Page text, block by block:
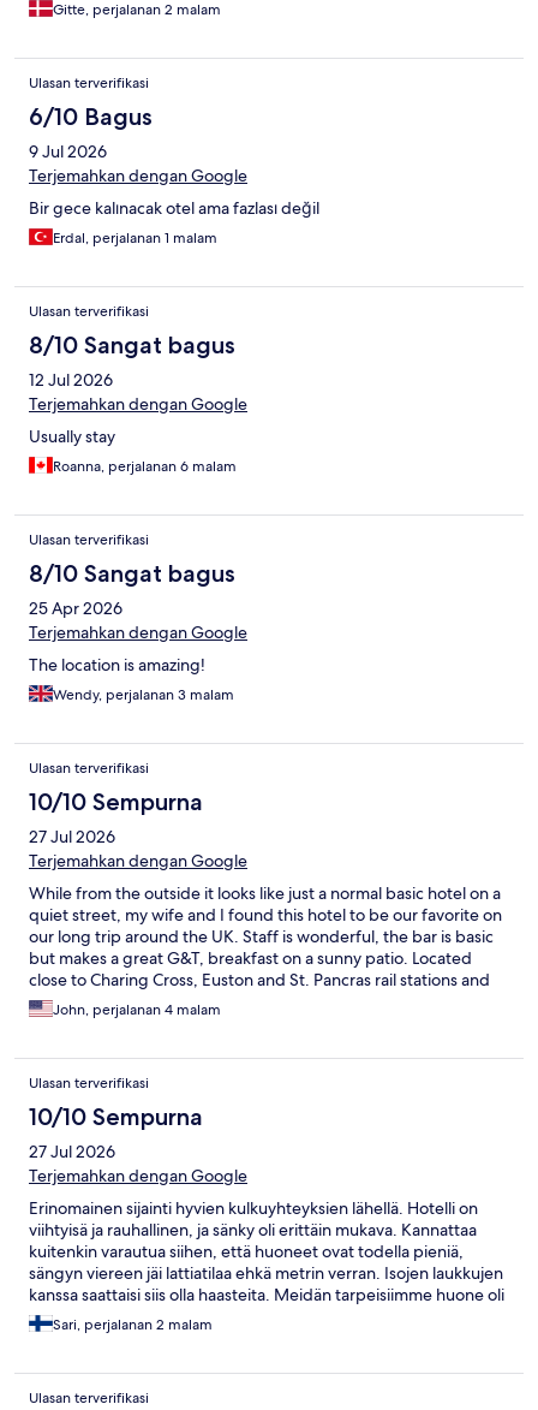
Gitte, perjalanan 2 malam
Ulasan terverifikasi
6/10 Bagus
9 Jul 2026
Terjemahkan dengan Google
Bir gece kalınacak otel ama fazlası değil
Erdal, perjalanan 1 malam
Ulasan terverifikasi
8/10 Sangat bagus
12 Jul 2026
Terjemahkan dengan Google
Usually stay
Roanna, perjalanan 6 malam
Ulasan terverifikasi
8/10 Sangat bagus
25 Apr 2026
Terjemahkan dengan Google
The location is amazing!
Wendy, perjalanan 3 malam
Ulasan terverifikasi
10/10 Sempurna
27 Jul 2026
Terjemahkan dengan Google
While from the outside it looks like just a normal basic hotel on a
quiet street, my wife and I found this hotel to be our favorite on
our long trip around the UK. Staff is wonderful, the bar is basic
but makes a great G&T, breakfast on a sunny patio. Located
close to Charing Cross, Euston and St. Pancras rail stations and
Underground, getting there and getting around London is easy.
Lots of good restaurants all around. Even though there is no lift
worth it.
John, perjalanan 4 malam
Ulasan terverifikasi
10/10 Sempurna
27 Jul 2026
Terjemahkan dengan Google
Erinomainen sijainti hyvien kulkuyhteyksien lähellä. Hotelli on
viihtyisä ja rauhallinen, ja sänky oli erittäin mukava. Kannattaa
kuitenkin varautua siihen, että huoneet ovat todella pieniä,
sängyn viereen jäi lattiatilaa ehkä metrin verran. Isojen laukkujen
kanssa saattaisi siis olla haasteita. Meidän tarpeisiimme huone oli
kuitenkin oikein sopiva, ja ilmastointi mukava bonus keskikesän
helteillä.
Sari, perjalanan 2 malam
Ulasan terverifikasi